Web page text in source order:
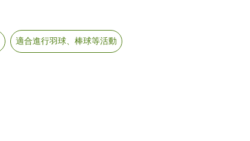
適合進行羽球、棒球等活動